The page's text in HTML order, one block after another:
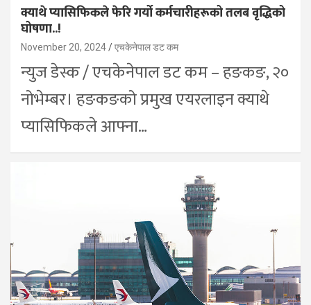
क्याथे प्यासिफिकले फेरि गर्यो कर्मचारीहरूको तलब वृद्धिको
घोषणा..!
November 20, 2024 एचकेनेपाल डट कम
न्युज डेस्क / एचकेनेपाल डट कम – हङकङ, २०
नोभेम्बर। हङकङको प्रमुख एयरलाइन क्याथे
प्यासिफिकले आफ्ना…